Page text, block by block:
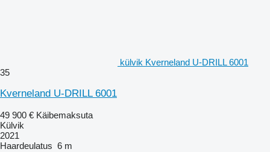
külvik Kverneland U-DRILL 6001
35
Kverneland U-DRILL 6001
49 900 € Käibemaksuta
Külvik
2021
Haardeulatus 6 m